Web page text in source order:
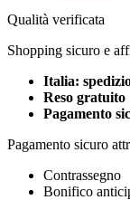
Qualità verificata
Shopping sicuro e
Italia:
Reso gratuito
Pagamento
Pagamento sicuro
Contrassegno
Bonifico